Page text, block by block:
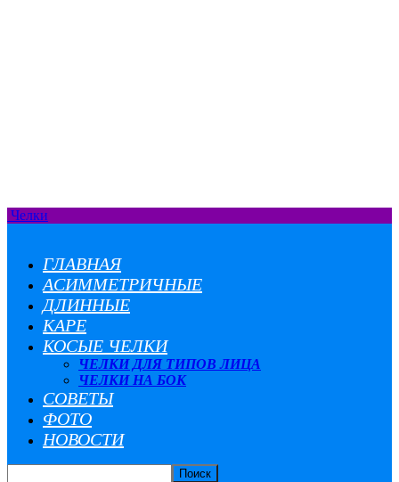
Челки
ГЛАВНАЯ
АСИММЕТРИЧНЫЕ
ДЛИННЫЕ
КАРЕ
КОСЫЕ ЧЕЛКИ
ЧЕЛКИ ДЛЯ ТИПОВ ЛИЦА
ЧЕЛКИ НА БОК
СОВЕТЫ
ФОТО
НОВОСТИ